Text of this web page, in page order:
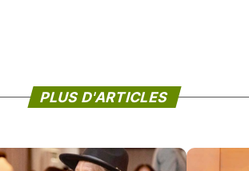
PLUS D'ARTICLES